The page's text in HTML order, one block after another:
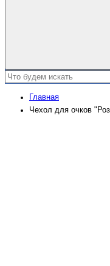
Главная
Чехол для очков